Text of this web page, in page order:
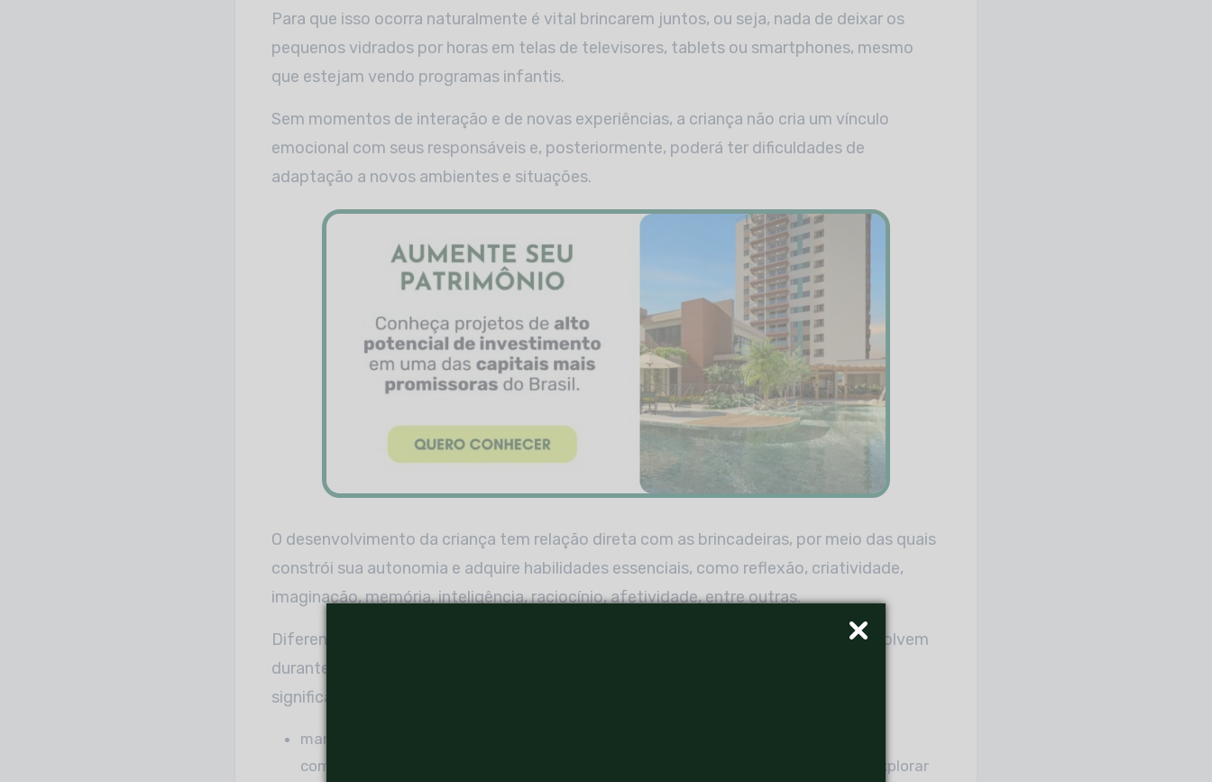
Para que isso ocorra naturalmente é vital brincarem juntos, ou seja, nada de deixar os
pequenos vidrados por horas em telas de televisores, tablets ou smartphones, mesmo
que estejam vendo programas infantis.
Sem momentos de interação e de novas experiências, a criança não cria um vínculo
emocional com seus responsáveis e, posteriormente, poderá ter dificuldades de
adaptação a novos ambientes e situações.
O desenvolvimento da criança tem relação direta com as brincadeiras, por meio das quais
constrói sua autonomia e adquire habilidades essenciais, como reflexão, criatividade,
imaginação, memória, inteligência, raciocínio, afetividade, entre outras.
Diferentes atmosferas — social, cultural, cognitiva, física e emocional — se desenvolvem
durante o ato de brincar, momento em que a criança elabora conhecimentos e
significados. Basicamente, existem três tipos de brincadeiras:
manipulação — até os dois anos de idade, os pequenos desenvolvem diversas
competências motoras, pedindo que os adultos os coloquem no chão e deixem explorar